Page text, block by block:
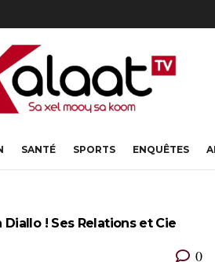
SANTÉ SPORTS ENQUÊTES
! Ses Relations et Cie
0